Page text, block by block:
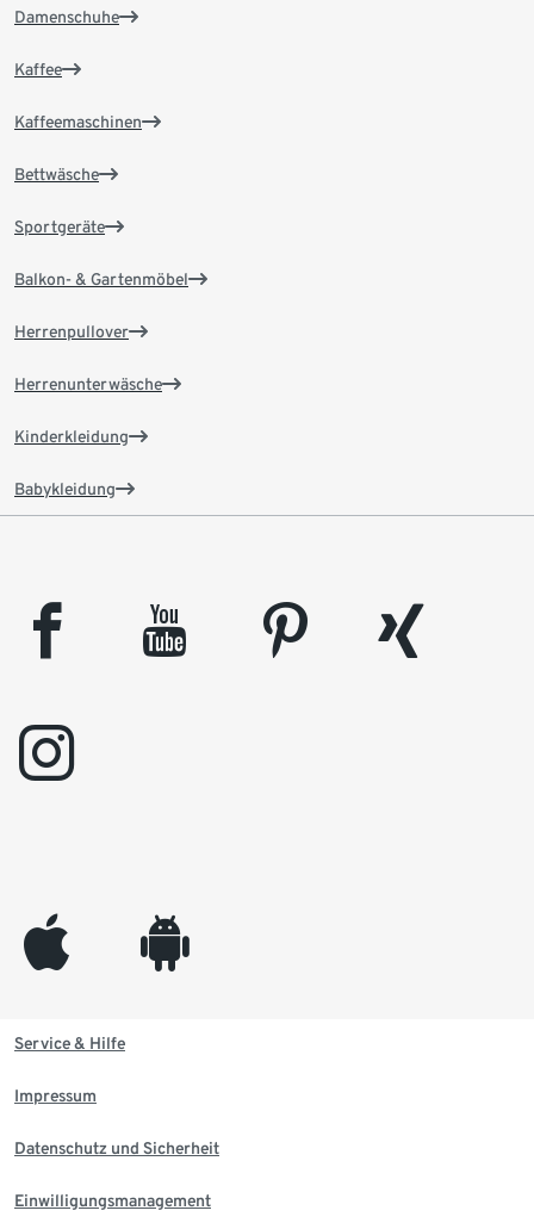
Damenschuhe
Kaffee
Kaffeemaschinen
Bettwäsche
Sportgeräte
Balkon- & Gartenmöbel
Herrenpullover
Herrenunterwäsche
Kinderkleidung
Babykleidung
facebook youtube pinterest
xing
instagram
appleinc android
Service & Hilfe
Impressum
Datenschutz und Sicherheit
Einwilligungsmanagement